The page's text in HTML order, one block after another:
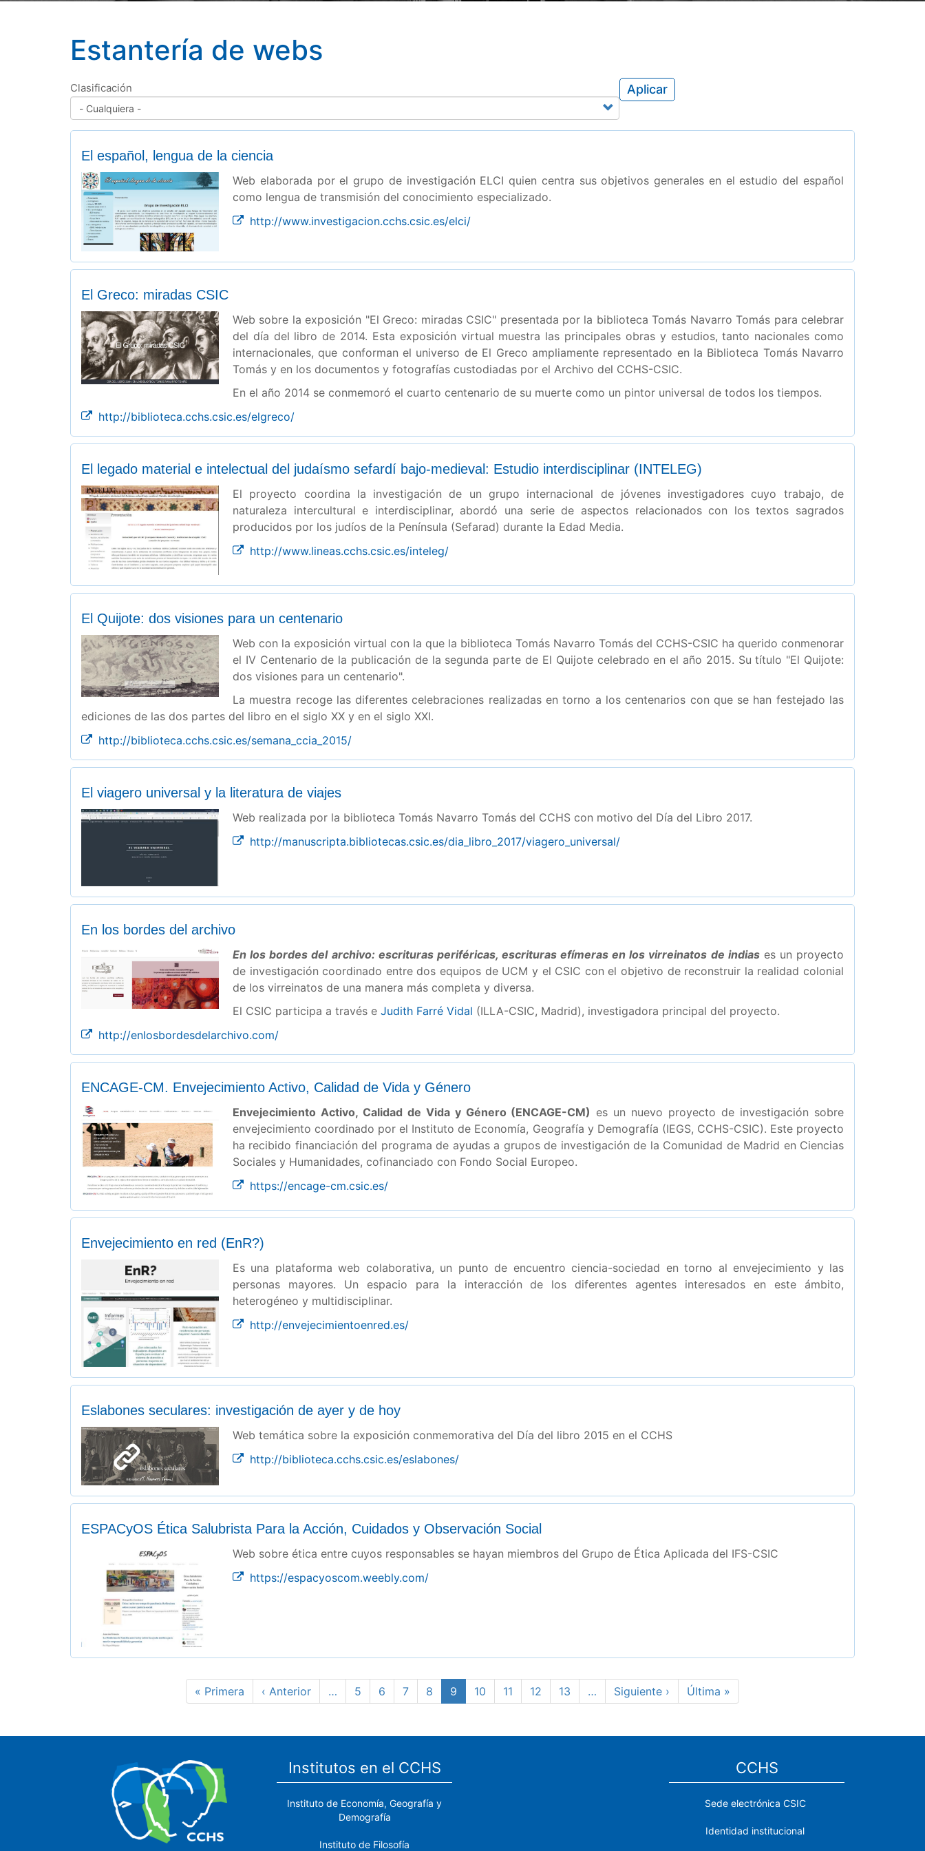
Estantería de webs
Clasificación Aplicar
El español, lengua de la ciencia
Web elaborada por el grupo de investigación ELCI quien centra sus objetivos generales en el estudio del español
como lengua de transmisión del conocimiento especializado.
http://www.investigacion.cchs.csic.es/elci/
El Greco: miradas CSIC
Web sobre la exposición "El Greco: miradas CSIC" presentada por la biblioteca Tomás Navarro Tomás para celebrar
del día del libro de 2014. Esta exposición virtual muestra las principales obras y estudios, tanto nacionales como
internacionales, que conforman el universo de El Greco ampliamente representado en la Biblioteca Tomás Navarro
Tomás y en los documentos y fotografías custodiadas por el Archivo del CCHS-CSIC.
En el año 2014 se conmemoró el cuarto centenario de su muerte como un pintor universal de todos los tiempos.
http://biblioteca.cchs.csic.es/elgreco/
El legado material e intelectual del judaísmo sefardí bajo-medieval: Estudio interdisciplinar (INTELEG)
El proyecto coordina la investigación de un grupo internacional de jóvenes investigadores cuyo trabajo, de
naturaleza intercultural e interdisciplinar, abordó una serie de aspectos relacionados con los textos sagrados
producidos por los judíos de la Península (Sefarad) durante la Edad Media.
http://www.lineas.cchs.csic.es/inteleg/
El Quijote: dos visiones para un centenario
Web con la exposición virtual con la que la biblioteca Tomás Navarro Tomás del CCHS-CSIC ha querido conmenorar
el IV Centenario de la publicación de la segunda parte de El Quijote celebrado en el año 2015. Su título "El Quijote:
dos visiones para un centenario".
La muestra recoge las diferentes celebraciones realizadas en torno a los centenarios con que se han festejado las
ediciones de las dos partes del libro en el siglo XX y en el siglo XXI.
http://biblioteca.cchs.csic.es/semana_ccia_2015/
El viagero universal y la literatura de viajes
Web realizada por la biblioteca Tomás Navarro Tomás del CCHS con motivo del Día del Libro 2017.
http://manuscripta.bibliotecas.csic.es/dia_libro_2017/viagero_universal/
En los bordes del archivo
En los bordes del archivo: escrituras periféricas, escrituras efímeras en los virreinatos de indiases un proyecto
de investigación coordinado entre dos equipos de UCM y el CSIC con el objetivo de reconstruir la realidad colonial
de los virreinatos de una manera más completa y diversa.
El CSIC participa a través e Judith Farré Vidal (ILLA-CSIC, Madrid), investigadora principal del proyecto.
http://enlosbordesdelarchivo.com/
ENCAGE-CM. Envejecimiento Activo, Calidad de Vida y Género
Envejecimiento Activo, Calidad de Vida y Género (ENCAGE-CM) es un nuevo proyecto de investigación sobre
envejecimiento coordinado por el Instituto de Economía, Geografía y Demografía (IEGS, CCHS-CSIC). Este proyecto
ha recibido financiación del programa de ayudas a grupos de investigación de la Comunidad de Madrid en Ciencias
Sociales y Humanidades, cofinanciado con Fondo Social Europeo.
https://encage-cm.csic.es/
Envejecimiento en red (EnR?)
Es una plataforma web colaborativa, un punto de encuentro ciencia-sociedad en torno al envejecimiento y las
personas mayores. Un espacio para la interacción de los diferentes agentes interesados en este ámbito,
heterogéneo y multidisciplinar.
http://envejecimientoenred.es/
Eslabones seculares: investigación de ayer y de hoy
Web temática sobre la exposición conmemorativa del Día del libro 2015 en el CCHS
http://biblioteca.cchs.csic.es/eslabones/
ESPACyOS Ética Salubrista Para la Acción, Cuidados y Observación Social
Web sobre ética entre cuyos responsables se hayan miembros del Grupo de Ética Aplicada del IFS-CSIC
https://espacyoscom.weebly.com/
Primera
página
« Primera
Página
anterior
‹ Anterior … Page
5 Page
6 Page
7 Page
8
Página
actual
9 Page
10 Page
11 Page
12 Page
13 …
Siguiente
página
Siguiente ›
Última
página
Última »
Institutos en el CCHS
Instituto de Economía, Geografía y
Demografía
Instituto de Filosofía
CCHS
Sede electrónica CSIC
Identidad institucional